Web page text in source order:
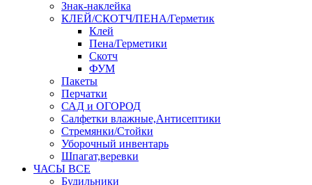
Знак-наклейка
КЛЕЙ/СКОТЧ/ПЕНА/Герметик
Клей
Пена/Герметики
Скотч
ФУМ
Пакеты
Перчатки
САД и ОГОРОД
Салфетки влажные,Антисептики
Стремянки/Стойки
Уборочный инвентарь
Шпагат,веревки
ЧАСЫ ВСЕ
Будильники